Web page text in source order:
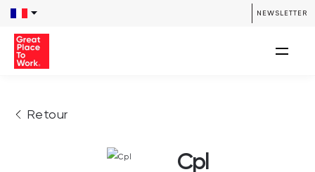
NEWSLETTER
Retour
Cpl